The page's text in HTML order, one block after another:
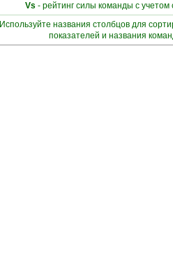
Vs - рейтинг силы команды с
Используйте названия столбцов для
показателей и названия